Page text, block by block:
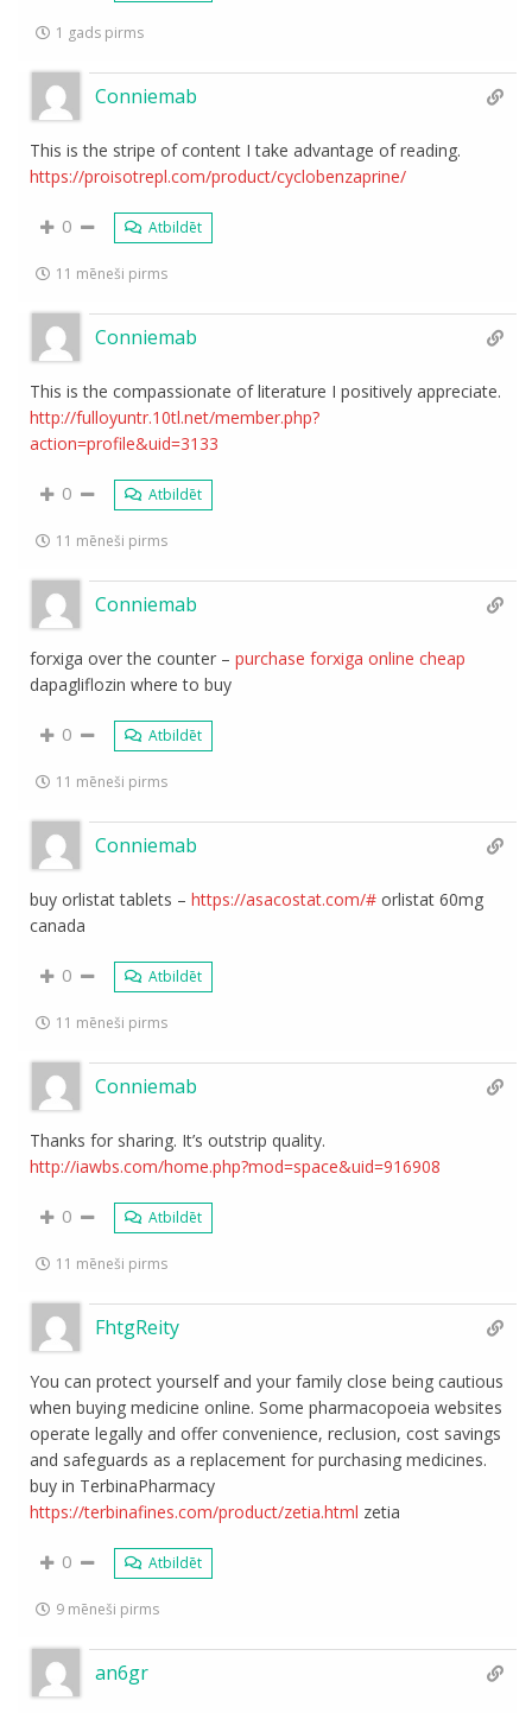
1 gads pirms
Conniemab
This is the stripe of content I take advantage of reading.
https://proisotrepl.com/product/cyclobenzaprine/
0 Atbildēt
11 mēneši pirms
Conniemab
This is the compassionate of literature I positively appreciate.
http://fulloyuntr.10tl.net/member.php?
action=profile&uid=3133
0 Atbildēt
11 mēneši pirms
Conniemab
forxiga over the counter –purchase forxiga online cheap
dapagliflozin where to buy
0 Atbildēt
11 mēneši pirms
Conniemab
buy orlistat tablets –https://asacostat.com/# orlistat 60mg
canada
0 Atbildēt
11 mēneši pirms
Conniemab
Thanks for sharing. It’s outstrip quality.
http://iawbs.com/home.php?mod=space&uid=916908
0 Atbildēt
11 mēneši pirms
FhtgReity
You can protect yourself and your family close being cautious
when buying medicine online. Some pharmacopoeia websites
operate legally and offer convenience, reclusion, cost savings
and safeguards as a replacement for purchasing medicines.
buy in TerbinaPharmacy
https://terbinafines.com/product/zetia.html zetia
0 Atbildēt
9 mēneši pirms
an6gr